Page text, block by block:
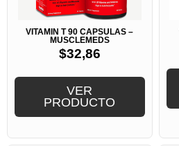
VITAMIN T 90 CAPSULAS –
MUSCLEMEDS
$32,86
VER
PRODUCTO